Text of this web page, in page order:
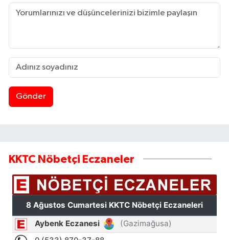
Gönder
KKTC Nöbetçi Eczaneler